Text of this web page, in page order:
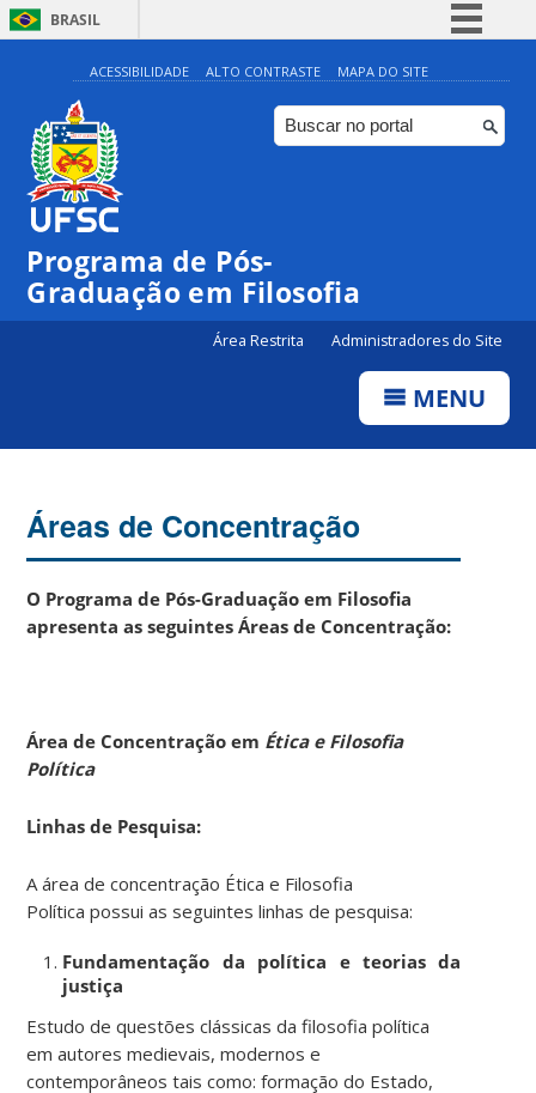
BRASIL
Simplifique!
Comunica BR
Participe
ACESSIBILIDADE ALTO CONTRASTE MAPA DO SITE
Programa de Pós-
Graduação em Filosofia
Área Restrita Administradores do Site
MENU
Áreas de Concentração
O Programa de Pós-Graduação em Filosofia
apresenta as seguintes Áreas de Concentração:
Área de Concentração em Ética e Filosofia
Política
Linhas de Pesquisa:
A área de concentração Ética e Filosofia
Política possui as seguintes linhas de pesquisa:
Fundamentação da política e teorias da
justiça
Estudo de questões clássicas da filosofia política
em autores medievais, modernos e
contemporâneos tais como: formação do Estado,